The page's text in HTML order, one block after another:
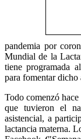
pandemia por
Mundial de la
tiene programada
para fomentar dicho
Todo comenzó
que tuvieron el
asistencial, a
lactancia materna.